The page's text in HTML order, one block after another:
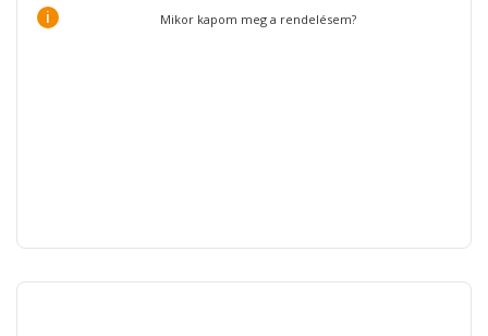
i Mikor kapom meg a rendelésem?